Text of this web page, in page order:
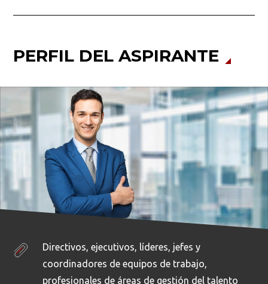
PERFIL DEL ASPIRANTE
Directivos, ejecutivos, líderes, jefes y
coordinadores de equipos de trabajo,
profesionales de áreas de gestión del talento